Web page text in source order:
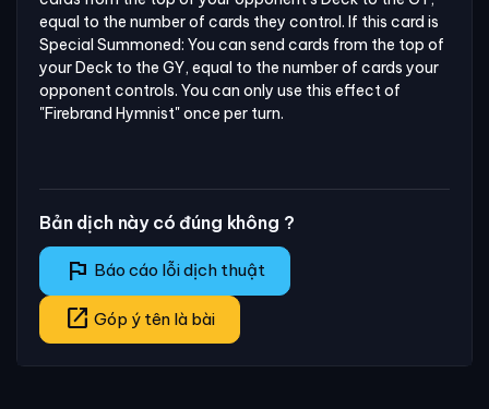
equal to the number of cards they control. If this card is
Special Summoned: You can send cards from the top of
your Deck to the GY, equal to the number of cards your
opponent controls. You can only use this effect of
"Firebrand Hymnist" once per turn.
Bản dịch này có đúng không ?
flag Báo cáo lỗi dịch thuật
open_in_new Góp ý tên là bài